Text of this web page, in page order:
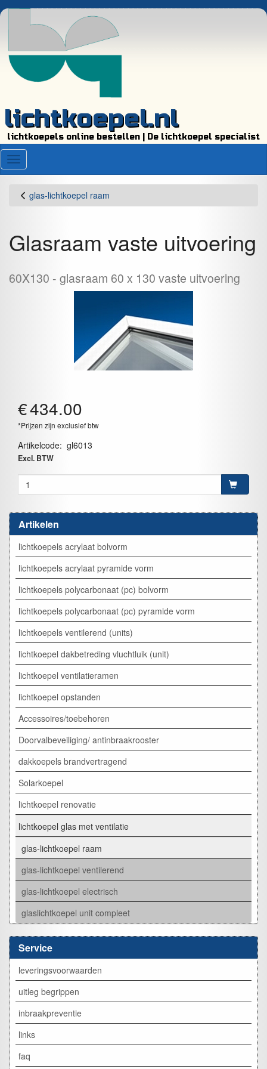
lichtkoepel.nl
lichtkoepels online bestellen | De lichtkoepel specialist
Menu
Artikelen
lichtkoepels acrylaat bolvorm
lichtkoepels acrylaat pyramide vorm
lichtkoepels polycarbonaat (pc) bolvorm
lichtkoepels polycarbonaat (pc) pyramide vorm
lichtkoepels ventilerend (units)
lichtkoepel dakbetreding vluchtluik (unit)
lichtkoepel ventilatieramen
lichtkoepel opstanden
Accessoires/toebehoren
Doorvalbeveiliging/ antinbraakrooster
dakkoepels brandvertragend
Solarkoepel
lichtkoepel renovatie
lichtkoepel glas met ventilatie
glas-lichtkoepel raam
glas-lichtkoepel ventilerend
glas-lichtkoepel electrisch
glaslichtkoepel unit compleet
Service
leveringsvoorwaarden
uitleg begrippen
inbraakpreventie
links
faq
glas-lichtkoepel raam
Glasraam vaste uitvoering
60X130 glasraam 60 x 130 vaste uitvoering
€434.00
*Prijzen zijn exclusief btw
Artikelcode: gl6013
Excl. BTW